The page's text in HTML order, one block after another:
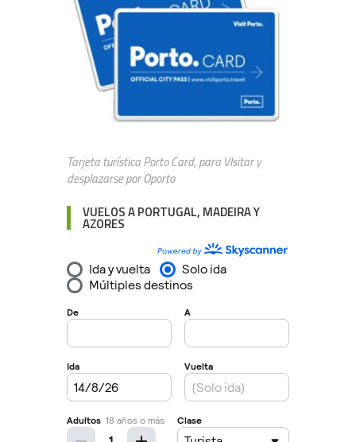
Tarjeta turística Porto Card, para VIsitar y
desplazarse por Oporto
VUELOS A PORTUGAL, MADEIRA Y
AZORES